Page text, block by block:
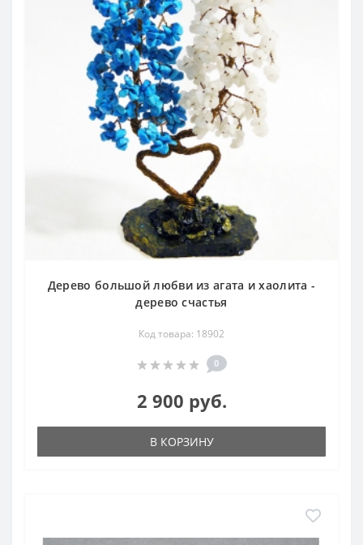
Дерево большой любви из агата и хаолита -
дерево счастья
Код товара: 18902
0
2 900 руб.
В КОРЗИНУ